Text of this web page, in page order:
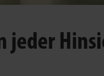
jeder